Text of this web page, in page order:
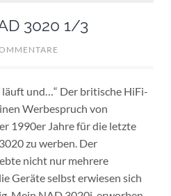
3020 1/3
und…“ Der britische HiFi-
Werbespruch von
1990er Jahre für die letzte
zu werben. Der
nicht nur mehrere
Geräte selbst erwiesen sich